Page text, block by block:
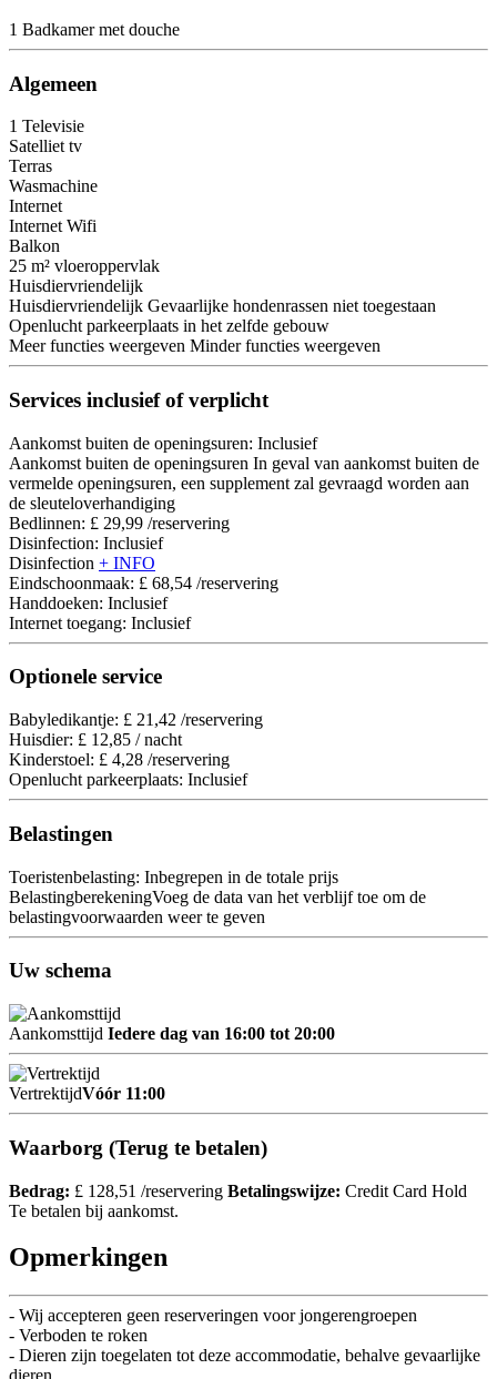
1 Badkamer met douche
Algemeen
1 Televisie
Satelliet tv
Terras
Wasmachine
Internet
Internet Wifi
Balkon
25 m² vloeroppervlak
Huisdiervriendelijk
Huisdiervriendelijk Gevaarlijke hondenrassen niet toegestaan
Openlucht parkeerplaats in het zelfde gebouw
Meer functies weergeven Minder functies weergeven
Services inclusief of verplicht
Aankomst buiten de openingsuren: Inclusief
Aankomst buiten de openingsuren In geval van aankomst buiten de
vermelde openingsuren, een supplement zal gevraagd worden aan
de sleuteloverhandiging
Bedlinnen: £ 29,99 /reservering
Disinfection: Inclusief
Disinfection + INFO
Eindschoonmaak: £ 68,54 /reservering
Handdoeken: Inclusief
Internet toegang: Inclusief
Optionele service
Babyledikantje: £ 21,42 /reservering
Huisdier: £ 12,85 / nacht
Kinderstoel: £ 4,28 /reservering
Openlucht parkeerplaats: Inclusief
Belastingen
Toeristenbelasting: Inbegrepen in de totale prijs
BelastingberekeningVoeg de data van het verblijf toe om de
belastingvoorwaarden weer te geven
Uw schema
Aankomsttijd Iedere dag van 16:00 tot 20:00
VertrektijdVóór 11:00
Waarborg (Terug te betalen)
Bedrag: £ 128,51 /reservering Betalingswijze: Credit Card Hold
Te betalen bij aankomst.
Opmerkingen
- Wij accepteren geen reserveringen voor jongerengroepen
- Verboden te roken
- Dieren zijn toegelaten tot deze accommodatie, behalve gevaarlijke